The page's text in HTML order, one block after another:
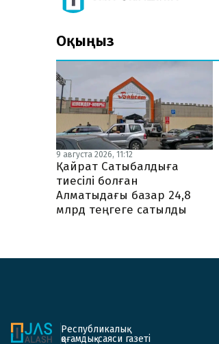
Оқыңыз
9 августа 2026, 11:12
Қайрат Сатыбалдыға
тиесілі болған
Алматыдағы базар 24,8
млрд теңгеге сатылды
Республикалық
қоғамдық-саяси газеті